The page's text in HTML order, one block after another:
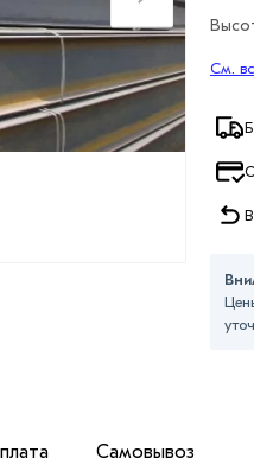
См.
Самовывоз
большей